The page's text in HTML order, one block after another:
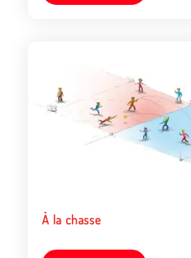
À la chasse